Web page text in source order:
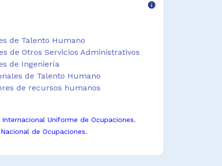
humanos
de talento humano
gestión humana
info
de Talento Humano
de Otros Servicios Administrativos
de Ingeniería
de Talento Humano
de recursos humanos
Internacional Uniforme de Ocupaciones.
de Ocupaciones.